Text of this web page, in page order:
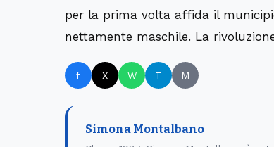
per la prima volta affida il
nettamente maschile. La
f X W T M
Simona Montalbano